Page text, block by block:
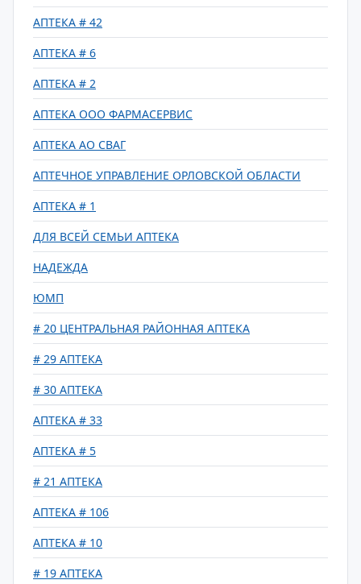
АПТЕКА # 42
АПТЕКА # 6
АПТЕКА # 2
АПТЕКА ООО ФАРМАСЕРВИС
АПТЕКА АО СВАГ
АПТЕЧНОЕ УПРАВЛЕНИЕ ОРЛОВСКОЙ ОБЛАСТИ
АПТЕКА # 1
ДЛЯ ВСЕЙ СЕМЬИ АПТЕКА
НАДЕЖДА
ЮМП
# 20 ЦЕНТРАЛЬНАЯ РАЙОННАЯ АПТЕКА
# 29 АПТЕКА
# 30 АПТЕКА
АПТЕКА # 33
АПТЕКА # 5
# 21 АПТЕКА
АПТЕКА # 106
АПТЕКА # 10
# 19 АПТЕКА